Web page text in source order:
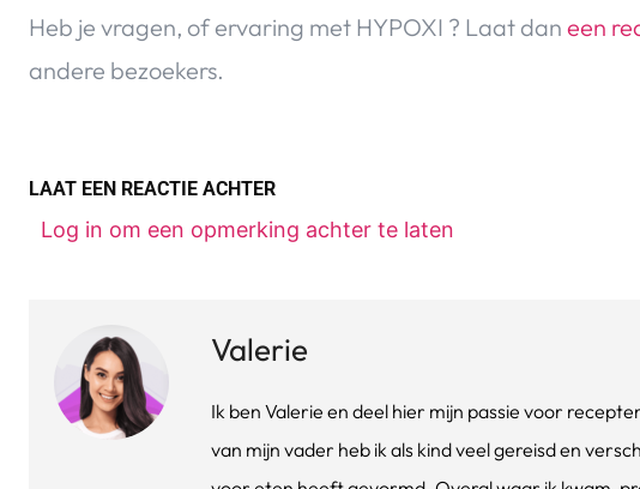
Heb je vragen, of ervaring met HYPOXI ? Laat dan een
andere bezoekers.
LAAT EEN REACTIE ACHTER
Log in om een opmerking achter te laten
Valerie
Ik ben Valerie en deel hier mijn passie voor
van mijn vader heb ik als kind veel gereisd en